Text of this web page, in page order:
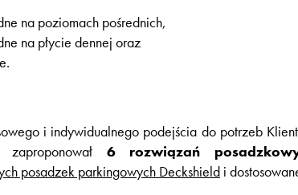
na poziomach pośrednich,
na płycie dennej oraz
i indywidualnego podejścia do potrzeb
6 rozwiązań
posadzek parkingowych Deckshield i